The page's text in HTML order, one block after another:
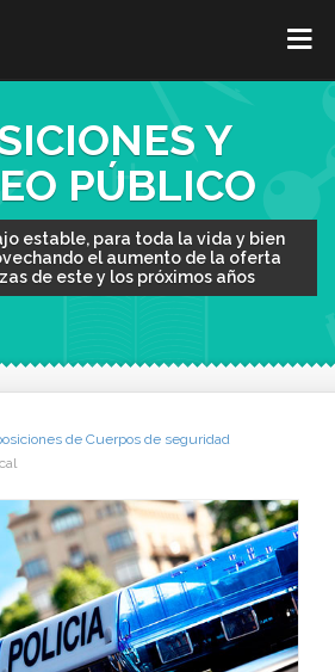
Y
PÚBLICO
estable, para toda la vida y bien
el aumento de la oferta
de este y los próximos años
de Cuerpos de seguridad